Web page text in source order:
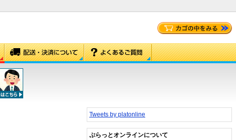
Tweets by platonline
ぷらっとオンラインについて